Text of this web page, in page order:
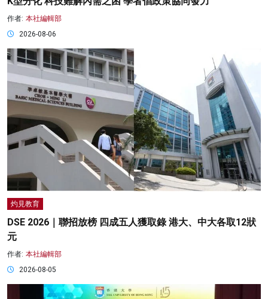
作者: 本社編輯部
2026-08-06
灼見教育
DSE 2026｜聯招放榜 四成五人獲取錄 港大、中大各取12狀
元
作者: 本社編輯部
2026-08-05